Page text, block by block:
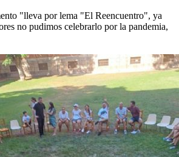
"lleva por lema "El Reencuentro", ya
no pudimos celebrarlo por la pandemia,